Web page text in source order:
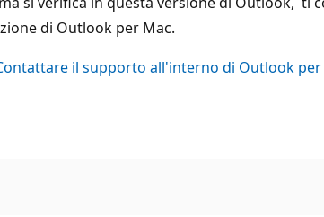
di Outlook per Mac.
il supporto all'interno di Outlook per